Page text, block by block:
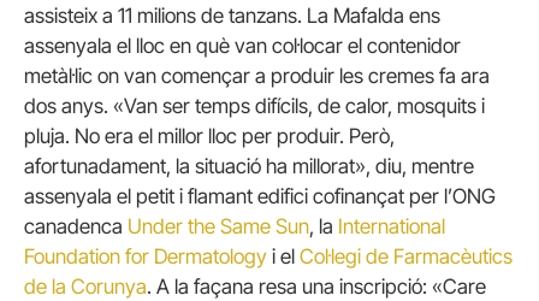
assisteix a 11 milions de tanzans. La Mafalda ens
assenyala el lloc en què van col·locar el contenidor
metàl·lic on van començar a produir les cremes fa ara
dos anys. «Van ser temps difícils, de calor, mosquits i
pluja. No era el millor lloc per produir. Però,
afortunadament, la situació ha millorat», diu, mentre
assenyala el petit i flamant edifici cofinançat per l’ONG
canadenca Under the Same Sun, la International
Foundation for Dermatology i el Col·legi de Farmacèutics
de la Corunya. A la façana resa una inscripció: «Care